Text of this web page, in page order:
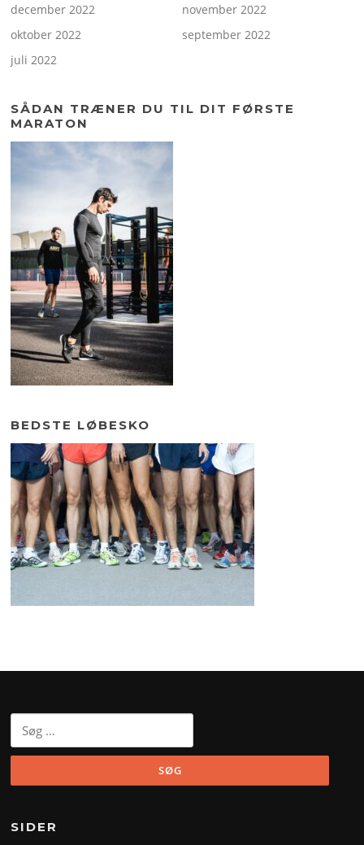
december 2022
november 2022
oktober 2022
september 2022
juli 2022
SÅDAN TRÆNER DU TIL DIT FØRSTE
MARATON
BEDSTE LØBESKO
efter:
SIDER